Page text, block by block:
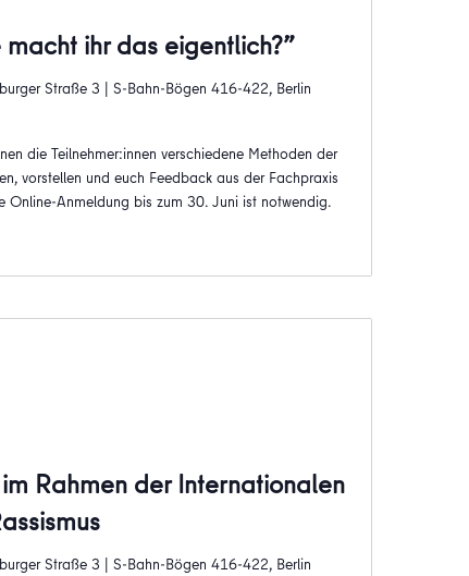
ihr das eigentlich?”
Straße 3 | S-Bahn-Bögen 416-422, Berlin
die Teilnehmer:innen verschiedene Methoden der
vorstellen und euch Feedback aus der Fachpraxis
Online-Anmeldung bis zum 30. Juni ist notwendig.
Rahmen der Internationalen
Straße 3 | S-Bahn-Bögen 416-422, Berlin